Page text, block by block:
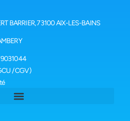
BARRIER, 73100 AIX-LES-BAINS
/ CGV)